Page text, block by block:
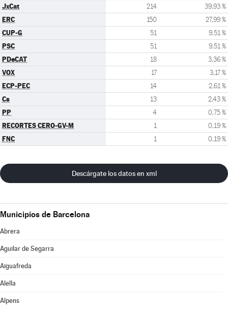
JxCat 214 39,93 %
ERC 150 27,99 %
CUP-G 51 9,51 %
PSC 51 9,51 %
PDeCAT 18 3,36 %
VOX 17 3,17 %
ECP-PEC 14 2,61 %
Cs 13 2,43 %
PP 4 0,75 %
RECORTES CERO-GV-M 1 0,19 %
FNC 1 0,19 %
Descárgate los datos en xml
Municipios de Barcelona
Abrera
Aguilar de Segarra
Aiguafreda
Alella
Alpens